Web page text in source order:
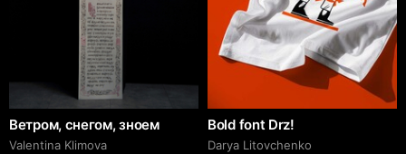
Ветром, снегом, зноем
Valentina Klimova
Bold font Drz!
Darya Litovchenko